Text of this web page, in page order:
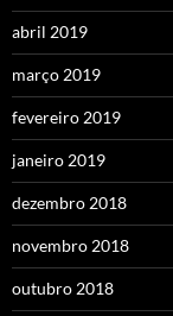
abril 2019
março 2019
fevereiro 2019
janeiro 2019
dezembro 2018
novembro 2018
outubro 2018